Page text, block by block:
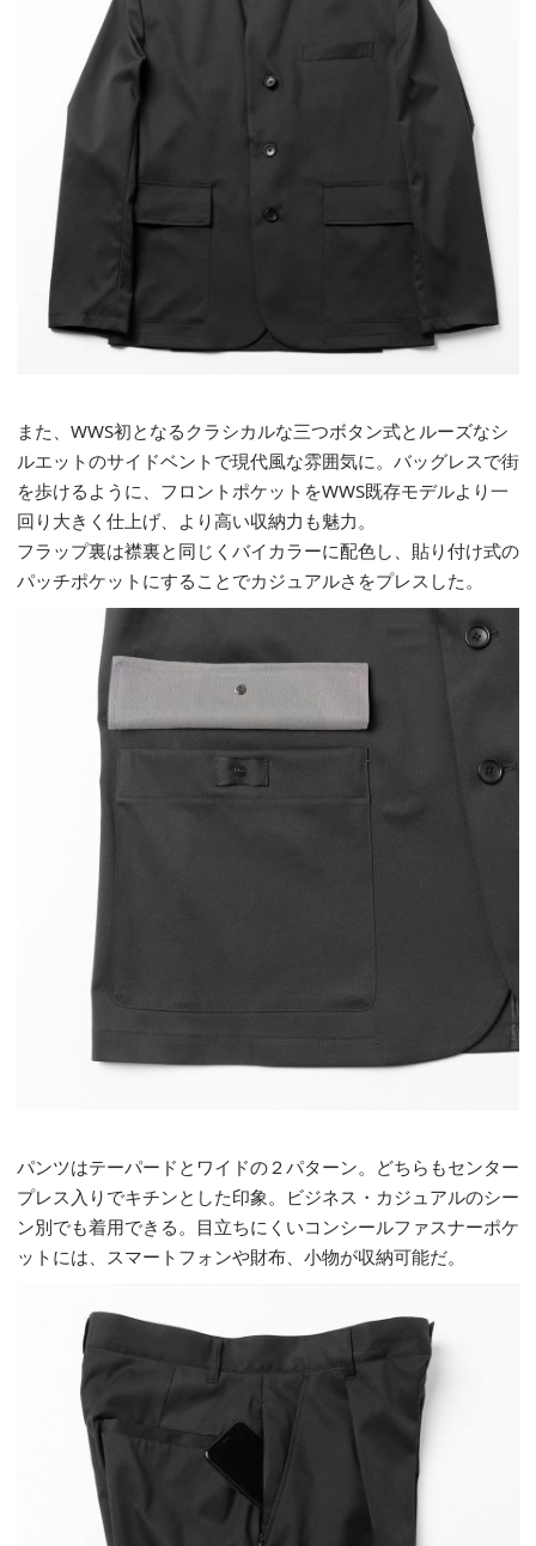
また、 WWS初となるクラシカルな三つボタン式とルーズなシ
ルエットのサイドベントで現代風な雰囲気に。バッグレスで街
を歩けるように、フロントポケットをWWS既存モデルより一
回り大きく仕上げ、より高い収納力も魅力。
フラップ裏は襟裏と同じくバイカラーに配色し、貼り付け式の
パッチポケットにすることでカジュアルさをプレスした。
パンツはテーパードとワイドの２パターン。どちらもセンター
プレス入りでキチンとした印象。 ビジネス ・ カジュアルのシー
ン別でも着用できる。 目立ちにくいコンシールファスナーポケ
ットには、スマートフォンや財布、小物が収納可能だ。